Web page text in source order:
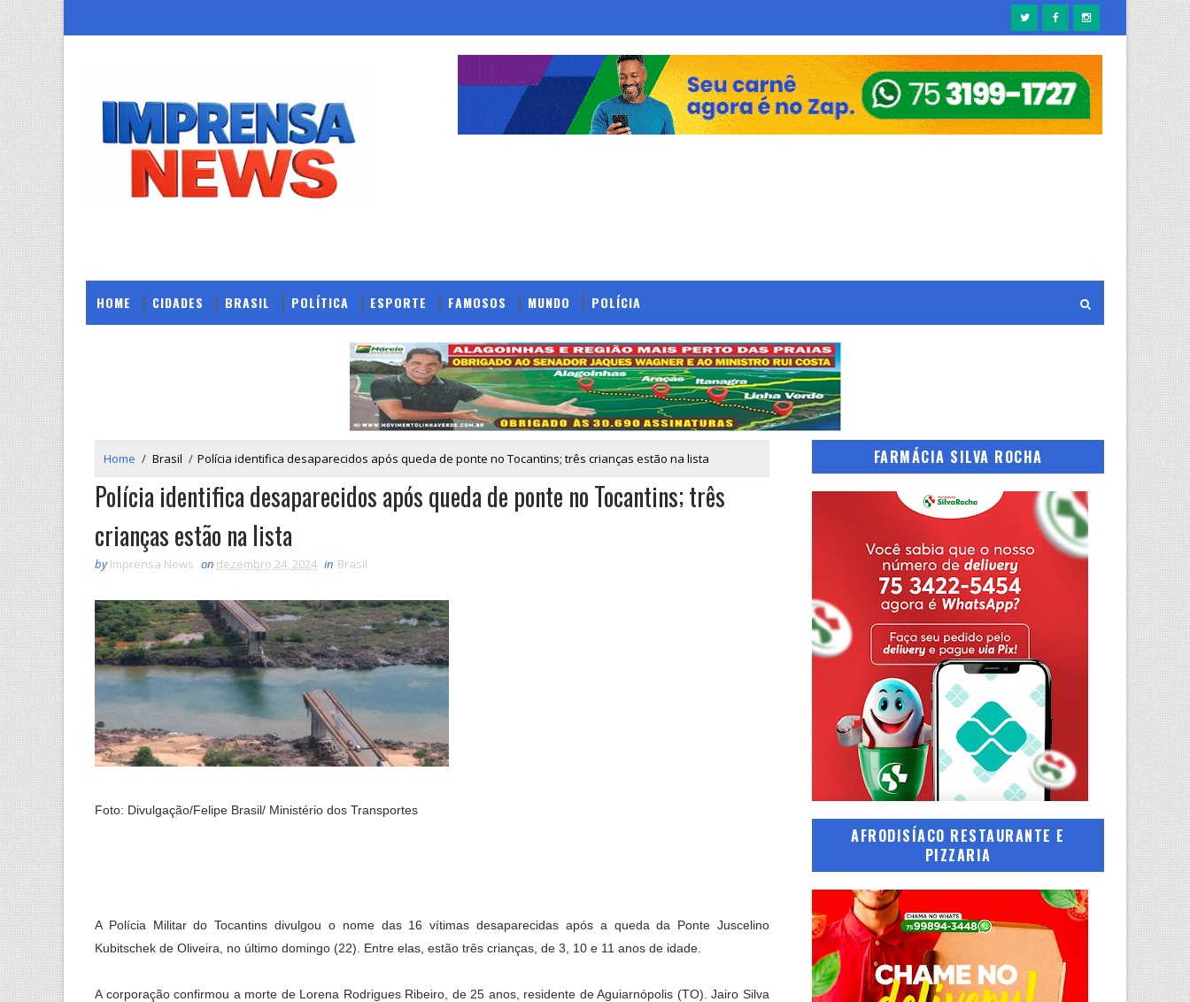
HOME CIDADES BRASIL POLÍTICA ESPORTE FAMOSOS MUNDO POLÍCIA
Home / Brasil / Polícia identifica desaparecidos após queda de ponte no Tocantins; três crianças estão na lista
Polícia identifica desaparecidos após queda de ponte no Tocantins; três
crianças estão na lista
by Imprensa News on dezembro 24, 2024 in Brasil
Foto: Divulgação/Felipe Brasil/ Ministério dos Transportes
A Polícia Militar do Tocantins divulgou o nome das 16 vítimas desaparecidas após a queda da Ponte Juscelino
Kubitschek de Oliveira, no último domingo (22). Entre elas, estão três crianças, de 3, 10 e 11 anos de idade.
A corporação confirmou a morte de Lorena Rodrigues Ribeiro, de 25 anos, residente de Aguiarnópolis (TO). Jairo Silva
FARMÁCIA SILVA ROCHA
AFRODISÍACO RESTAURANTE E
PIZZARIA